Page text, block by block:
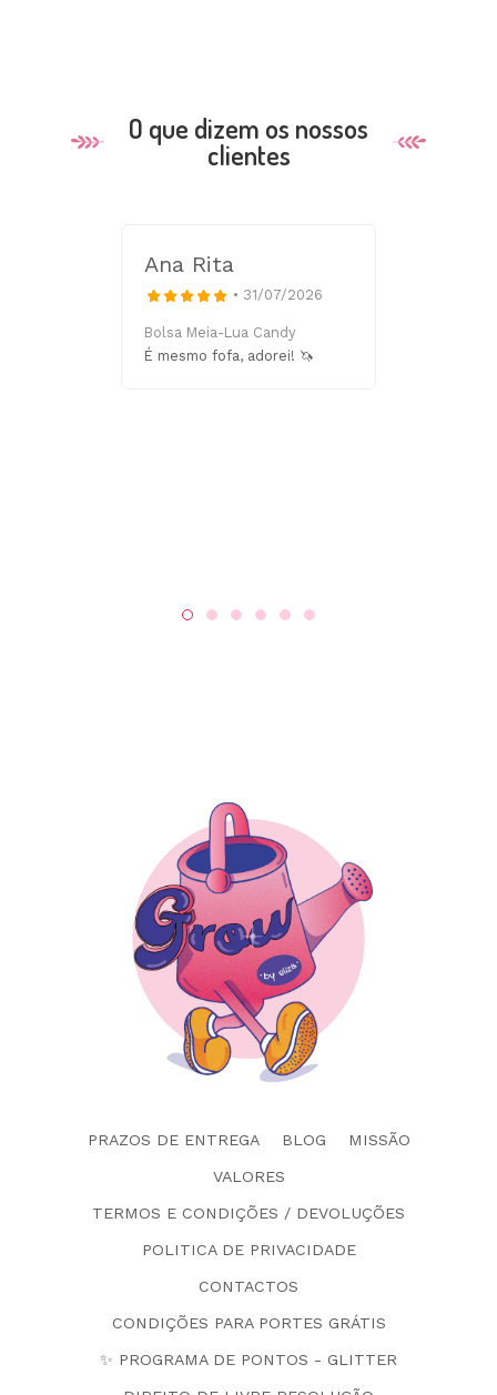
O que dizem os nossos
clientes
Ana Rita
• 31/07/2026
Bolsa Meia-Lua Candy
É mesmo fofa, adorei! 🦄
PRAZOS DE ENTREGA BLOG MISSÃO
VALORES
TERMOS E CONDIÇÕES / DEVOLUÇÕES
POLITICA DE PRIVACIDADE
CONTACTOS
CONDIÇÕES PARA PORTES GRÁTIS
✨ PROGRAMA DE PONTOS - GLITTER